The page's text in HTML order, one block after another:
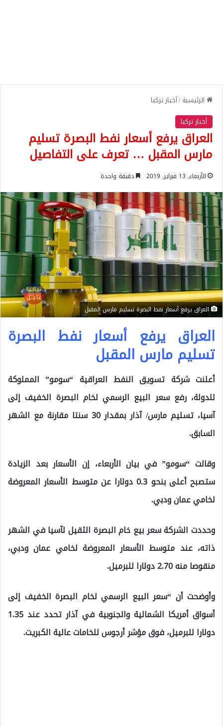
الرئيسية/أخبار تركيا
أخبار تركيا
العراق يرفع أسعار نفط البصرة تسليم
مارس المقبل … تعرف على التفاصيل
الأربعاء, 13 فبراير, 2019 دقيقة واحدة
العراق يرفع أسعار نفط البصرة تسليم مارس المقبل
العراق يرفع أسعار نفط البصرة
تسليم مارس المقبل
أعلنت شركة تسويق النفط العراقية “سومو” المملوكة
للدولة، رفع سعر البيع الرسمي لخام البصرة الخفيف إلى
آسيا، تسليم مارس/ آذار بمقدار 30 سنتا مقارنة مع الشهر
السابق.
وقالت “سومو” في بيان الأربعاء، إن الأسعار بعد الزيادة
ستصبح أعلى بنحو 0.3 دولارا عن متوسط الأسعار المعروضة
لخامي عمان ودبي.
وحددت الشركة سعر بيع خام البصرة الثقيل لآسيا في الشهر
ذاته، عند متوسط الأسعار المعروضة لخامي عمان ودبي،
منقوصا منه 2.70 دولارا للبرميل.
وأوضحت أن “سعر البيع الرسمي لخام البصرة الخفيف إلى
أسواق أمريكا الشمالية والجنوبية في آذار تحدد عند 1.35
دولارا للبرميل، فوق مؤشر أرجوس للخامات عالية الكبريت.